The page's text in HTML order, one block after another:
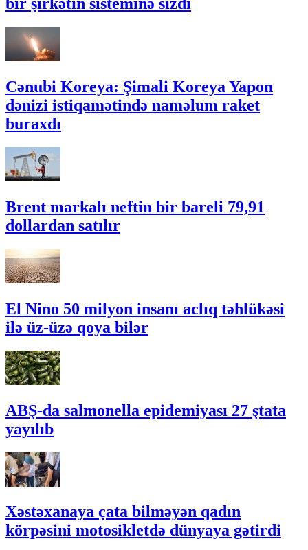
bir şirkətin sisteminə sızdı
Cənubi Koreya: Şimali Koreya Yapon
dənizi istiqamətində naməlum raket
buraxdı
Brent markalı neftin bir bareli 79,91
dollardan satılır
El Nino 50 milyon insanı aclıq təhlükəsi
ilə üz-üzə qoya bilər
ABŞ-da salmonella epidemiyası 27 ştata
yayılıb
Xəstəxanaya çata bilməyən qadın
körpəsini motosikletdə dünyaya gətirdi